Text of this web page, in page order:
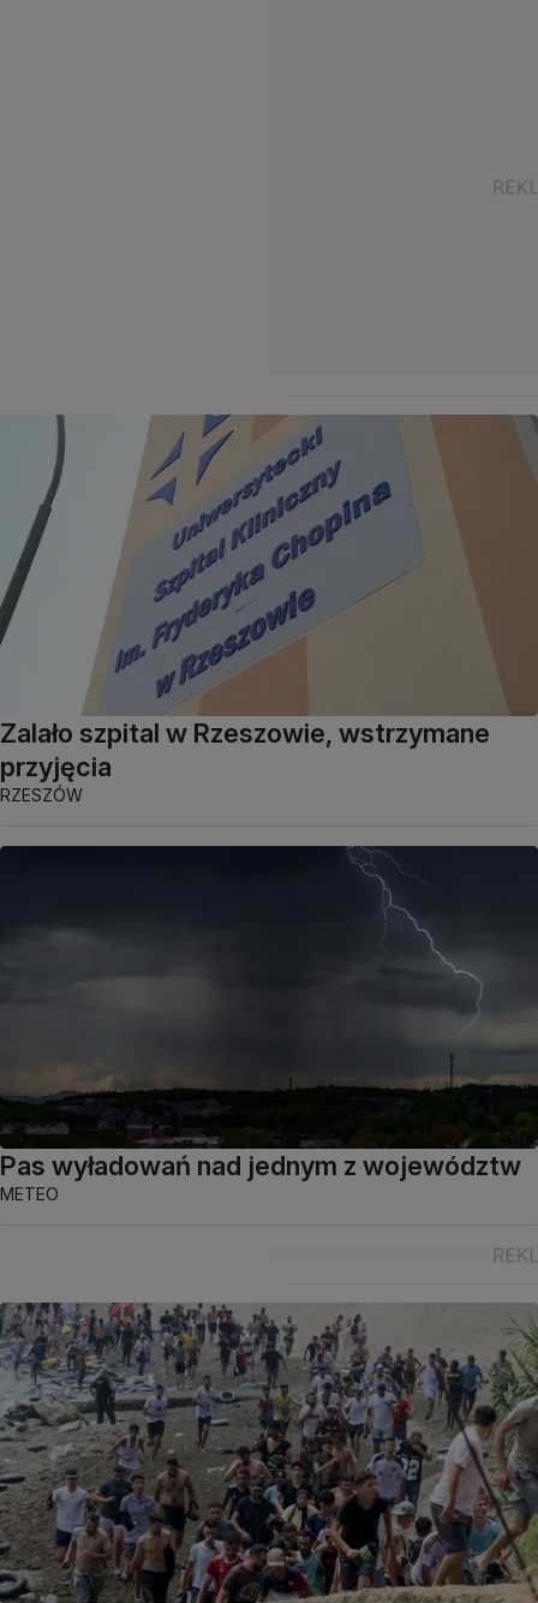
Zalało szpital w Rzeszowie, wstrzymane
przyjęcia
RZESZÓW
Pas wyładowań nad jednym z województw
METEO